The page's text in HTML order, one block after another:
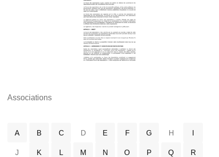
Associations
A B C D E F G H I
J K L M N O P Q R